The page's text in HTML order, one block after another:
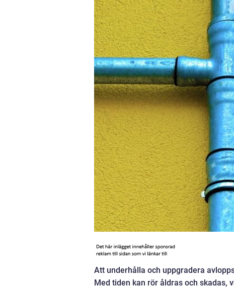
Att underhålla och uppgradera
Med tiden kan rör åldras och skadas,